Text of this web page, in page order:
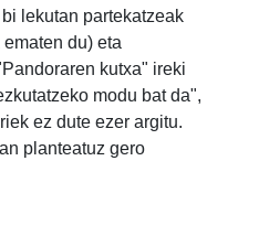
lekutan partekatzeak
du) eta
kutxa" ireki
modu bat da",
ez dute ezer argitu.
planteatuz gero